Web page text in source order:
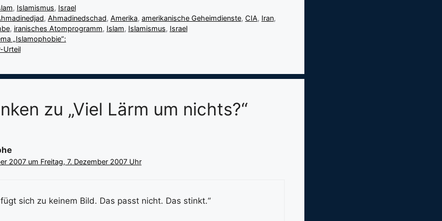
, Islamismus, Israel
, Ahmadinedschad, Amerika, amerikanische Geheimdienste, CIA, Iran,
, iranisches Atomprogramm, Islam, Islamismus, Israel
„Islamophobie“:
Urteil
zu „Viel Lärm um nichts?“
2007 um Freitag, 7. Dezember 2007 Uhr
fügt sich zu keinem Bild. Das passt nicht. Das stinkt.“